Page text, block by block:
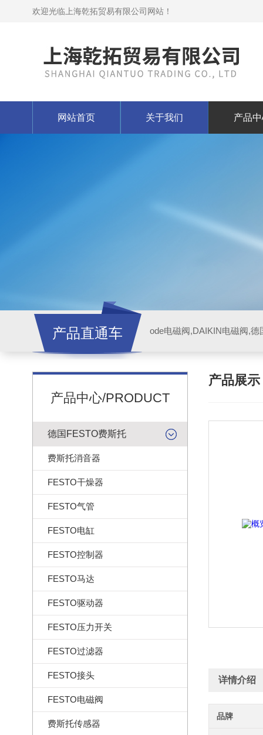
欢迎光临上海乾拓贸易有限公司网站！
网站首页 关于我们 产品
产品直通车 ode电磁阀,DAIKIN电磁阀,
产品中心/PRODUCT
德国FESTO费斯托
费斯托消音器
FESTO干燥器
FESTO气管
FESTO电缸
FESTO控制器
FESTO马达
FESTO驱动器
FESTO压力开关
FESTO过滤器
FESTO接头
FESTO电磁阀
费斯托传感器
产品展示
详情介绍
品牌